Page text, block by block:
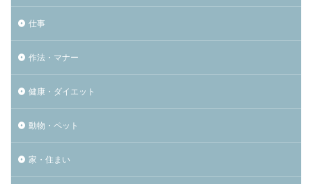
仕事
作法・マナー
健康・ダイエット
動物・ペット
家・住まい